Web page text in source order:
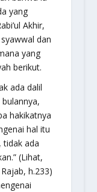
yang
Akhir,
dan
yang
berikut.
ada dalil
hakikatnya
hal itu
tidak ada
(Lihat,
h.233)